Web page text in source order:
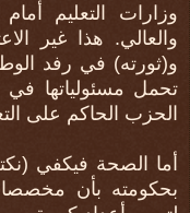
وزارات التعليم
والعالي. هذا غير
و(ثورته) في رفد
تحمل مسئولياتها
الحزب الحاكم على
أما الصحة فيكفي
بحكومته بأن